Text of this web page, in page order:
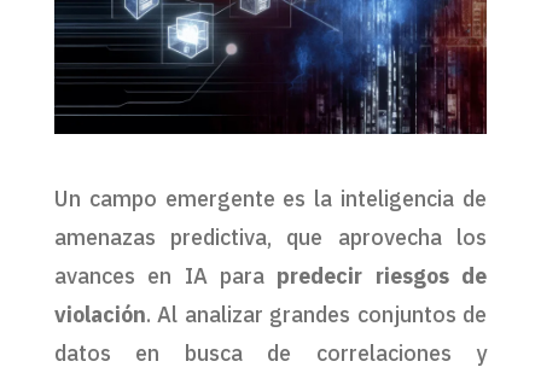
Un campo emergente es la inteligencia de
amenazas predictiva, que aprovecha los
avances en IA para predecir riesgos de
violación. Al analizar grandes conjuntos de
datos en busca de correlaciones y